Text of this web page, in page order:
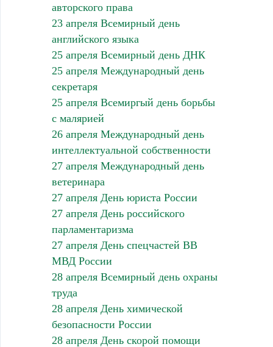
авторского права
23 апреля Всемирный день
английского языка
25 апреля Всемирный день ДНК
25 апреля Международный день
секретаря
25 апреля Всемиргый день борьбы
с малярией
26 апреля Международный день
интеллектуальной собственности
27 апреля Международный день
ветеринара
27 апреля День юриста России
27 апреля День российского
парламентаризма
27 апреля День спецчастей ВВ
МВД России
28 апреля Всемирный день охраны
труда
28 апреля День химической
безопасности России
28 апреля День скорой помощи